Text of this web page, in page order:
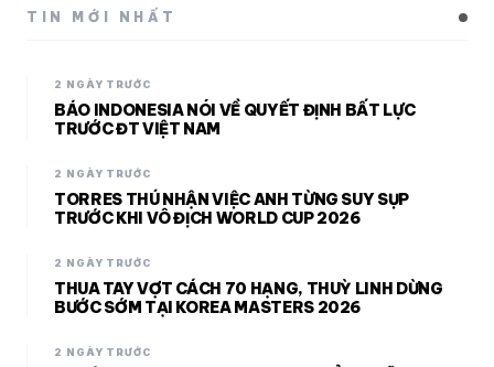
TIN MỚI NHẤT
2 NGÀY TRƯỚC
BÁO INDONESIA NÓI VỀ QUYẾT ĐỊNH BẤT LỰC
TRƯỚC ĐT VIỆT NAM
2 NGÀY TRƯỚC
TORRES THÚ NHẬN VIỆC ANH TỪNG SUY SỤP
TRƯỚC KHI VÔ ĐỊCH WORLD CUP 2026
2 NGÀY TRƯỚC
THUA TAY VỢT CÁCH 70 HẠNG, THUỲ LINH DỪNG
BƯỚC SỚM TẠI KOREA MASTERS 2026
2 NGÀY TRƯỚC